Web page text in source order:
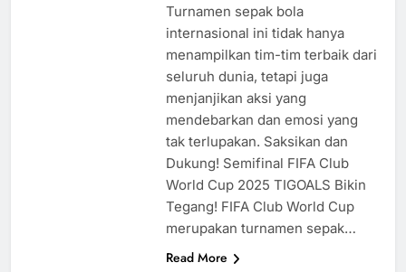
Turnamen sepak bola
internasional ini tidak hanya
menampilkan tim-tim terbaik dari
seluruh dunia, tetapi juga
menjanjikan aksi yang
mendebarkan dan emosi yang
tak terlupakan. Saksikan dan
Dukung! Semifinal FIFA Club
World Cup 2025 TIGOALS Bikin
Tegang! FIFA Club World Cup
merupakan turnamen sepak…
Read More